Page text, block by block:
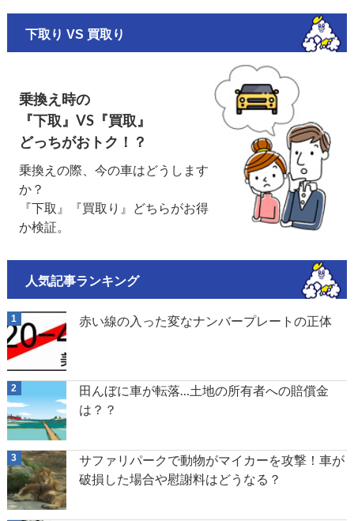
下取り VS 買取り
乗換え時の
『下取』VS『買取』
どっちがおトク！？
乗換えの際、今の車はどうします
か？
『下取』『買取り』どちらがお得
か検証。
人気記事ランキング
赤い線の入った変なナンバープレートの正体
田んぼに車が転落…土地の所有者への賠償金
は？？
サファリパークで動物がマイカーを攻撃！車が
破損した場合や慰謝料はどうなる？